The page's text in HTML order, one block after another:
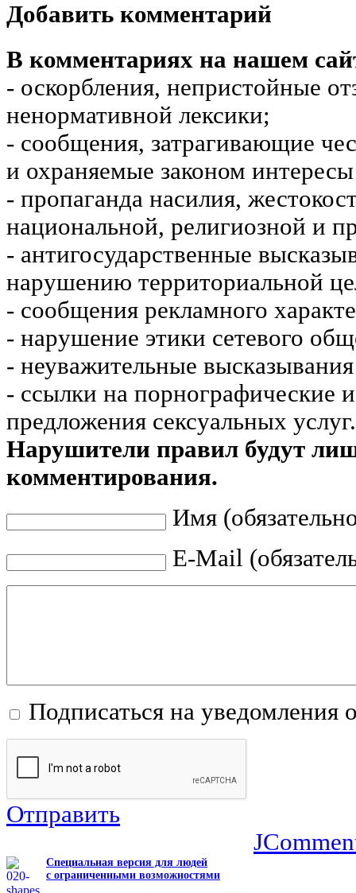
Добавить комментарий
В комментариях на нашем
- оскорбления, непристойные
ненормативной лексики;
- сообщения, затрагивающие
и охраняемые законом
- пропаганда насилия,
национальной, религиозной и
- антигосударственные
нарушению территориальной
- сообщения рекламного
- нарушение этики сетевого
- неуважительные
- ссылки на порнографические
предложения сексуальных услуг.
Нарушители правил будут
комментирования.
Имя
E-Mail
Подписаться на уведомления
Отправить
Специальная версия для людей
с ограниченными возможностями